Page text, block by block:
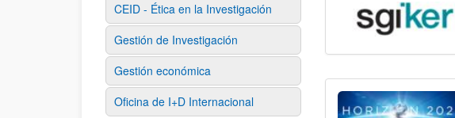
CEID - Ética en la Investigación
Gestión de Investigación
Gestión económica
Oficina de I+D Internacional